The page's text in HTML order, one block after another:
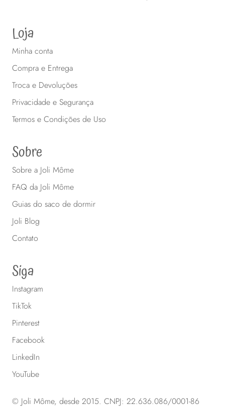
Loja
Minha conta
Compra e Entrega
Troca e Devoluções
Privacidade e Segurança
Termos e Condições de Uso
Sobre
Sobre a Joli Môme
FAQ da Joli Môme
Guias do saco de dormir
Joli Blog
Contato
Siga
Instagram
TikTok
Pinterest
Facebook
LinkedIn
YouTube
© Joli Môme, desde 2015. CNPJ: 22.636.086/0001-86